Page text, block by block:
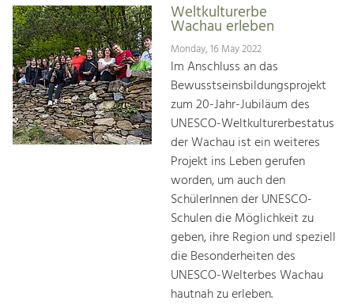
Weltkulturerbe
Wachau erleben
Monday, 16 May 2022
Im Anschluss an das
Bewusstseinsbildungsprojekt
zum 20-Jahr-Jubiläum des
UNESCO-Weltkulturerbestatus
der Wachau ist ein weiteres
Projekt ins Leben gerufen
worden, um auch den
SchülerInnen der UNESCO-
Schulen die Möglichkeit zu
geben, ihre Region und speziell
die Besonderheiten des
UNESCO-Welterbes Wachau
hautnah zu erleben.